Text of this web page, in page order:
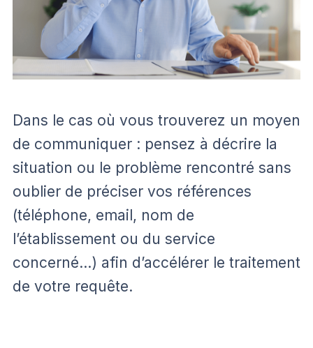
Dans le cas où vous trouverez un moyen
de communiquer : pensez à décrire la
situation ou le problème rencontré sans
oublier de préciser vos références
(téléphone, email, nom de
l’établissement ou du service
concerné…) afin d’accélérer le traitement
de votre requête.